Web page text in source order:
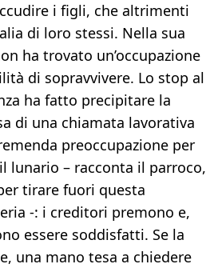
i figli, che altrimenti
di loro stessi. Nella sua
ha trovato un’occupazione
di sopravvivere. Lo stop al
ha fatto precipitare la
di una chiamata lavorativa
preoccupazione per
lunario – racconta il parroco,
tirare fuori questa
-: i creditori premono e,
essere soddisfatti. Se la
una mano tesa a chiedere